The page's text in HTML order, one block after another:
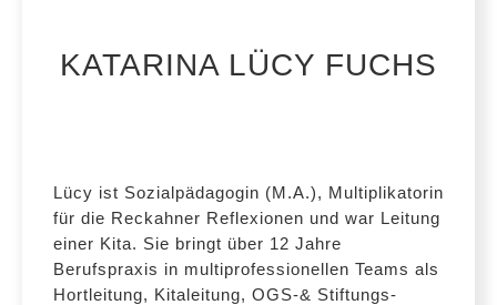
KATARINA LÜCY FUCHS
Lücy ist Sozialpädagogin (M.A.), Multiplikatorin
für die Reckahner Reflexionen und war Leitung
einer Kita. Sie bringt über 12 Jahre
Berufspraxis in multiprofessionellen Teams als
Hortleitung, Kitaleitung, OGS-& Stiftungs-